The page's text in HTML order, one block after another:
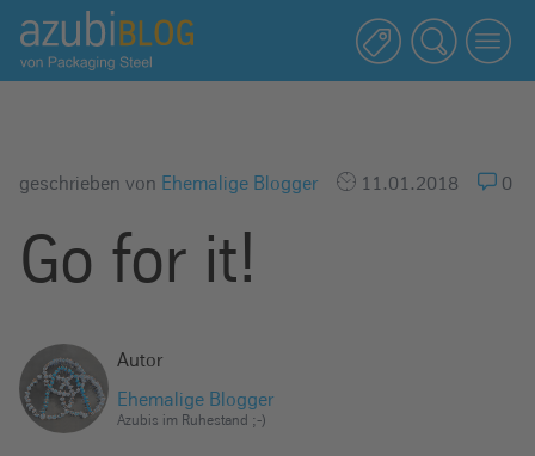
A
z
u
b
o
g
s
s
geschrieben von Ehemalige Blogger 11.01.2018 0
Go for it!
Autor
Ehemalige Blogger
Azubis im Ruhestand ;-)